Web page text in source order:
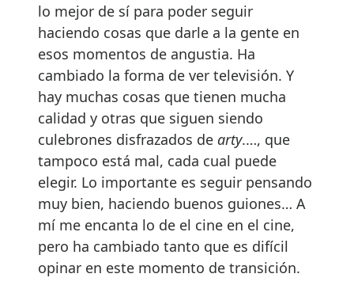
lo mejor de sí para poder seguir
haciendo cosas que darle a la gente en
esos momentos de angustia. Ha
cambiado la forma de ver televisión. Y
hay muchas cosas que tienen mucha
calidad y otras que siguen siendo
culebrones disfrazados de arty.…, que
tampoco está mal, cada cual puede
elegir. Lo importante es seguir pensando
muy bien, haciendo buenos guiones… A
mí me encanta lo de el cine en el cine,
pero ha cambiado tanto que es difícil
opinar en este momento de transición.